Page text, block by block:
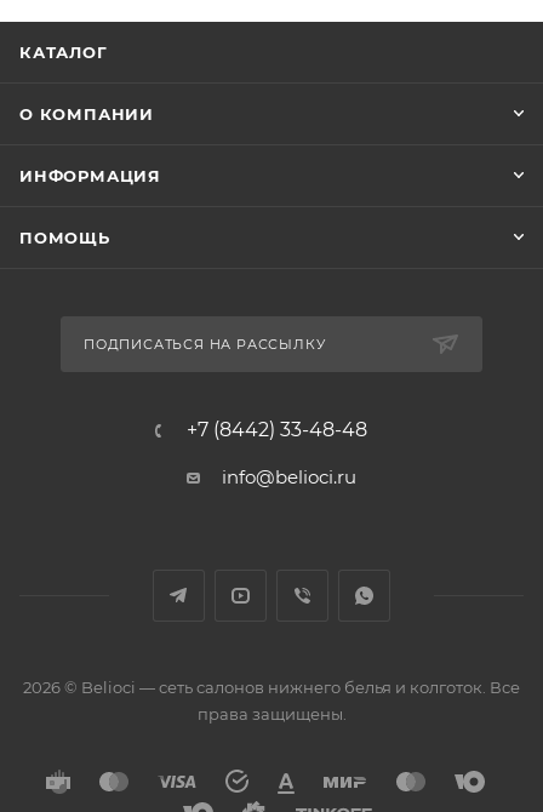
КАТАЛОГ
О КОМПАНИИ
ИНФОРМАЦИЯ
ПОМОЩЬ
ПОДПИСАТЬСЯ НА РАССЫЛКУ
+7 (8442) 33-48-48
info@belioci.ru
2026 © Belioci — сеть салонов нижнего белья и колготок. Все
права защищены.